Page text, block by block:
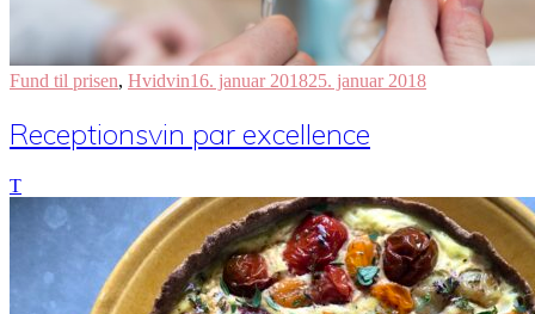
Fund til prisen, Hvidvin16. januar 201825. januar 2018
Receptionsvin par excellence
T